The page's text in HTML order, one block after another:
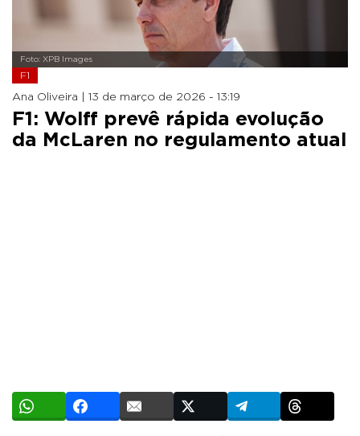
Foto: XPB Images
F1
Ana Oliveira | 13 de março de 2026 - 13:19
F1: Wolff prevê rápida evolução
da McLaren no regulamento atual